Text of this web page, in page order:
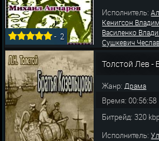
-2
Исполнитель:
Кенигсон
Василенко
Сушкевич Чеслав
Толстой Лев -
Жанр:Драма
Время: 00:56:58
Битрейд: 320
Исполнитель: